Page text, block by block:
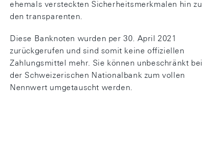
ehemals versteckten Sicherheitsmerkmalen hin zu
den transparenten.
Diese Banknoten wurden per 30. April 2021
zurückgerufen und sind somit keine offiziellen
Zahlungsmittel mehr. Sie können unbeschränkt bei
der Schweizerischen Nationalbank zum vollen
Nennwert umgetauscht werden.